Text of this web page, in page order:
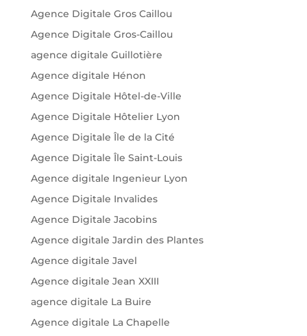
Agence Digitale Gros Caillou
Agence Digitale Gros-Caillou
agence digitale Guillotière
Agence digitale Hénon
Agence Digitale Hôtel-de-Ville
Agence Digitale Hôtelier Lyon
Agence Digitale Île de la Cité
Agence Digitale Île Saint-Louis
Agence digitale Ingenieur Lyon
Agence Digitale Invalides
Agence Digitale Jacobins
Agence digitale Jardin des Plantes
Agence digitale Javel
Agence digitale Jean XXIII
agence digitale La Buire
Agence digitale La Chapelle